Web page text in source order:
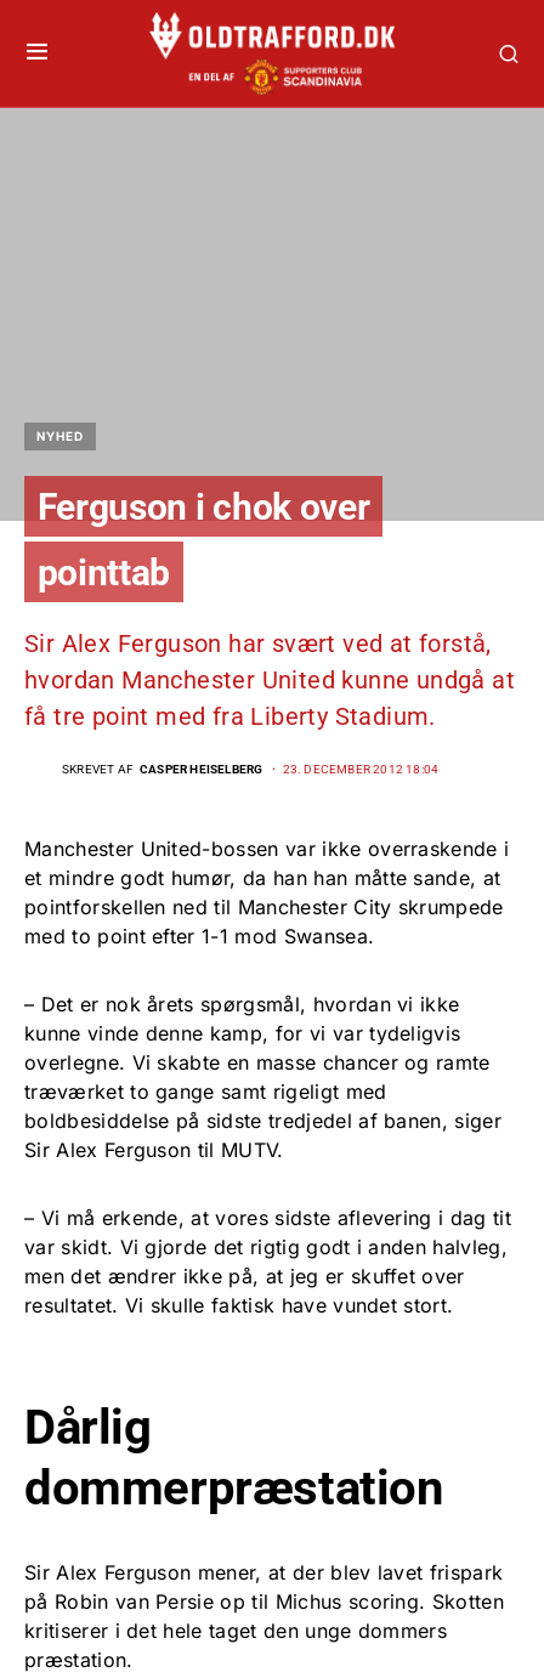
NYHED
Ferguson i chok over
pointtab
Sir Alex Ferguson har svært ved at forstå,
hvordan Manchester United kunne undgå at
få tre point med fra Liberty Stadium.
SKREVET AF CASPER HEISELBERG 23. DECEMBER 2012 18:04
Manchester United-bossen var ikke overraskende i
et mindre godt humør, da han han måtte sande, at
pointforskellen ned til Manchester City skrumpede
med to point efter 1-1 mod Swansea.
– Det er nok årets spørgsmål, hvordan vi ikke
kunne vinde denne kamp, for vi var tydeligvis
overlegne. Vi skabte en masse chancer og ramte
træværket to gange samt rigeligt med
boldbesiddelse på sidste tredjedel af banen, siger
Sir Alex Ferguson til MUTV.
– Vi må erkende, at vores sidste aflevering i dag tit
var skidt. Vi gjorde det rigtig godt i anden halvleg,
men det ændrer ikke på, at jeg er skuffet over
resultatet. Vi skulle faktisk have vundet stort.
Dårlig
dommerpræstation
Sir Alex Ferguson mener, at der blev lavet frispark
på Robin van Persie op til Michus scoring. Skotten
kritiserer i det hele taget den unge dommers
præstation.